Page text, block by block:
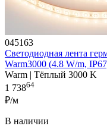
045163
Светодиодная лента
Warm3000 (4.8 W/m,
Warm | Тёплый 3000 K
1 73864
₽/м
В наличии